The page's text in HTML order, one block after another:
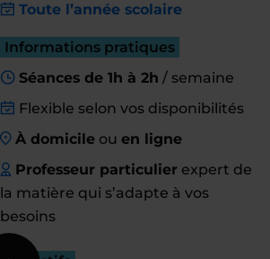
Toute l’année scolaire
Informations pratiques
Séances de 1h à 2h / semaine
Flexible selon vos disponibilités
À domicileou en ligne
Professeur particulier expert de
la matière qui s’adapte à vos
besoins